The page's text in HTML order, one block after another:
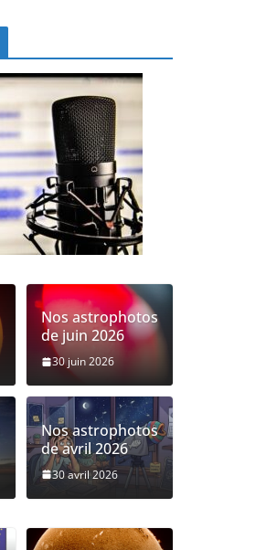
Nos astrophotos
de juin 2026
30 juin 2026
Nos astrophotos
de avril 2026
30 avril 2026